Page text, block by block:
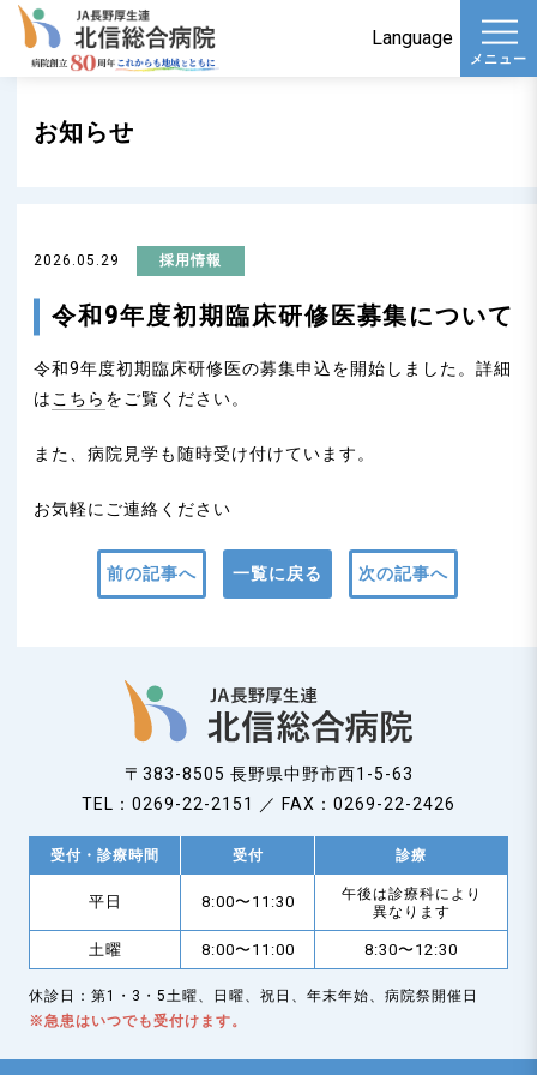
Language
t
o
v
g
メニュー
お知らせ
2026.05.29 採用情報
令和9年度初期臨床研修医募集について
令和9年度初期臨床研修医の募集申込を開始しました。詳細
は こちら をご覧ください。
また、病院見学も随時受け付けています。
お気軽にご連絡ください
前の記事へ 一覧に戻る 次の記事へ
〒383-8505 長野県中野市西1-5-63
TEL：0269-22-2151 ／ FAX：0269-22-2426
受付・診療時間 受付 診療
平日 8:00〜11:30
午後は診療科により
異なります
土曜 8:00〜11:00 8:30〜12:30
休診日：第1・3・5土曜、日曜、祝日、年末年始、病院祭開催日
※急患はいつでも受付けます。